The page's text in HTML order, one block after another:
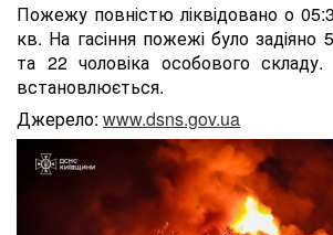
Пожежу повністю ліквідовано о
кв. На гасіння пожежі було задіяно
та 22 чоловіка особового
встановлюється.
Джерело: www.dsns.gov.ua